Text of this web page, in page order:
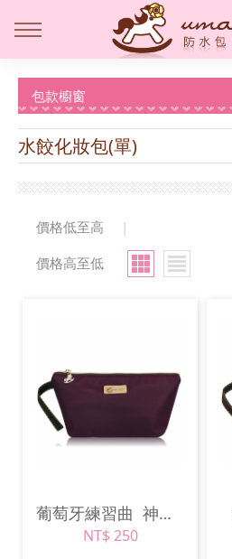
包款櫥窗
水餃化妝包(單)
價格低至高
|
價格高至低
葡萄牙練習曲 神秘紫
NT$ 250